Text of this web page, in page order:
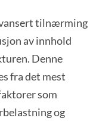
tilnærming
av innhold
Denne
fra det mest
som
og